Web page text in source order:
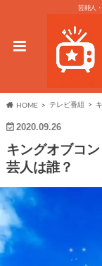
芸能人
HOME テレビ番組
2020.09.26
キングオブコ
芸人は誰？